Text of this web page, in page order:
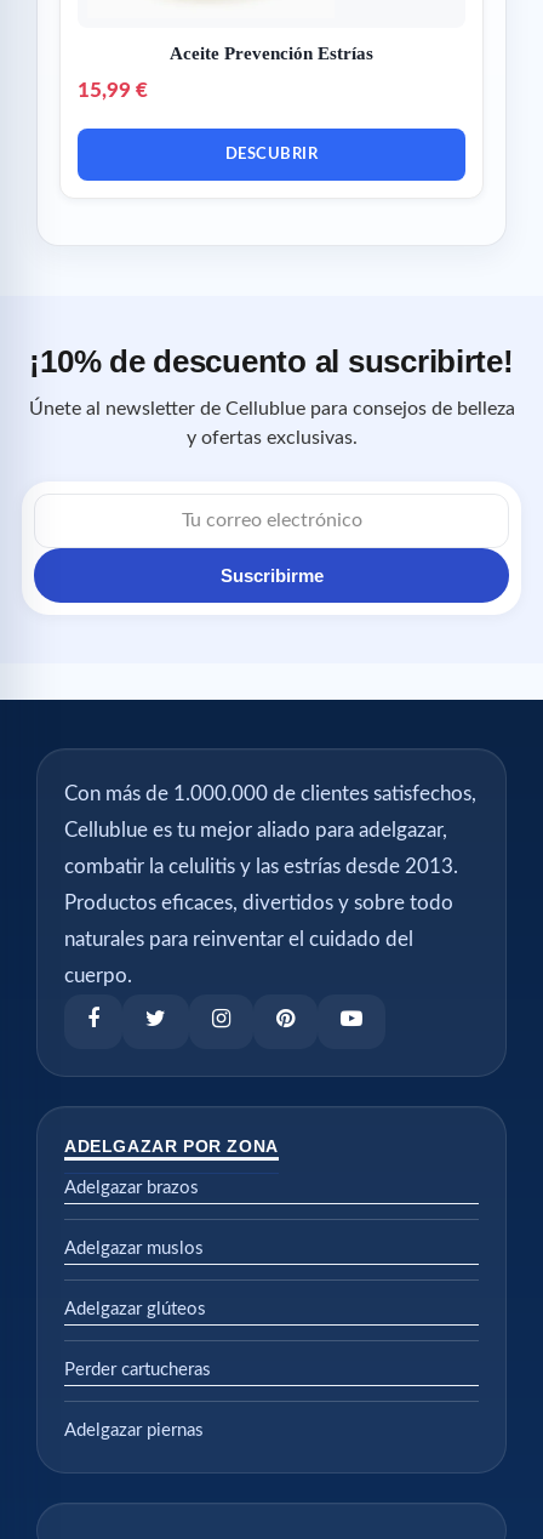
Aceite Prevención Estrías
15,99 €
DESCUBRIR
¡10% de descuento al suscribirte!
Únete al newsletter de Cellublue para consejos de belleza
y ofertas exclusivas.
Correo
electrónico
Suscribirme
Con más de 1.000.000 de clientes satisfechos,
Cellublue es tu mejor aliado para adelgazar,
combatir la celulitis y las estrías desde 2013.
Productos eficaces, divertidos y sobre todo
naturales para reinventar el cuidado del
cuerpo.
ADELGAZAR POR ZONA
Adelgazar brazos
Adelgazar muslos
Adelgazar glúteos
Perder cartucheras
Adelgazar piernas